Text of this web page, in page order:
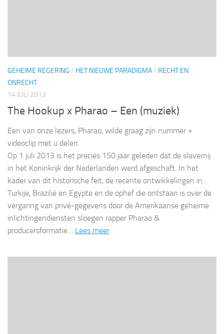
GEHEIME REGERING / HET NIEUWE PARADIGMA/ RECHT EN
ONRECHT
14 JULI 2013
The Hookup x Pharao – Een (muziek)
Een van onze lezers, Pharao, wilde graag zijn nummer +
videoclip met u delen.
Op 1 juli 2013 is het precies 150 jaar geleden dat de slavernij
in het Koninkrijk der Nederlanden werd afgeschaft. In het
kader van dit historische feit, de recente ontwikkelingen in
Turkije, Brazilië en Egypte en de ophef die ontstaan is over de
vergaring van privé-gegevens door de Amerikaanse geheime
inlichtingendiensten sloegen rapper Pharao &
producersformatie… Lees meer